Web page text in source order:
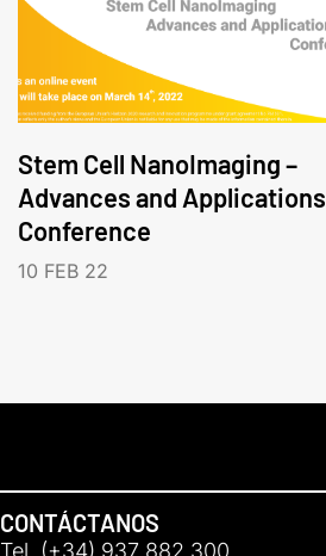
Stem Cell NanoImaging –
Advances and Applications
Conference
10 FEB 22
CONTÁCTANOS
Tel. (+34) 937 882 300